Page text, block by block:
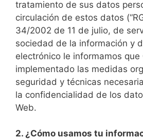
tratamiento de sus datos
circulación de estos datos
34/2002 de 11 de julio, de
sociedad de la información y
electrónico le informamos que
implementado las medidas
seguridad y técnicas
la confidencialidad de los
Web.
2. ¿Cómo usamos tu